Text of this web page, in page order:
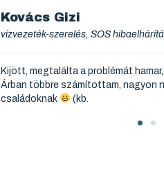
Kovács Béla
vízvezeték-szerelés, SOS
Nem kell féltenem a feleségem, ha
Andrást. Rendes ember!